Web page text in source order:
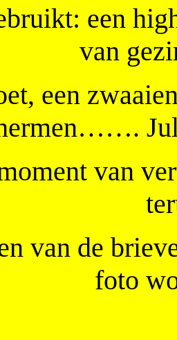
een
van
een
van
van de
foto